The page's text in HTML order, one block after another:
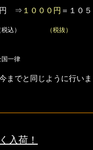
⇒ １０００円 ＝１０５
（税抜）
一律
までと同じように行いま
入荷！